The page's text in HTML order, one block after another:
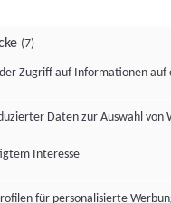
(7)
Zugriff auf Informationen auf
Daten zur Auswahl von
Interesse
für personalisierte